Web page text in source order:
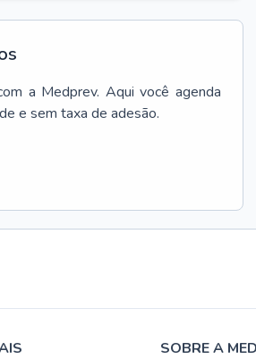
a Medprev. Aqui você agenda
e sem taxa de adesão.
SOBRE A